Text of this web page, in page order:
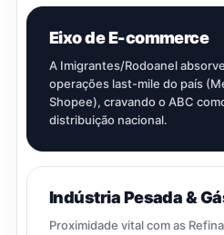
Eixo de E-commerce
A Imigrantes/Rodoanel
operações last-mile do país
Shopee), cravando o ABC
distribuição nacional.
Indústria Pesada &
Proximidade vital com as